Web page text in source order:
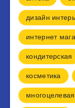
дизайн
интернет
кондитерская
косметика
многоцелевая